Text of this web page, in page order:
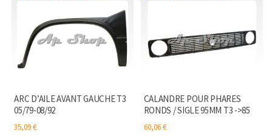
ARC D’AILE AVANT GAUCHE T3
05/79-08/92
35,09€
CALANDRE POUR PHARES
RONDS / SIGLE 95MM T3 ->85
60,06€